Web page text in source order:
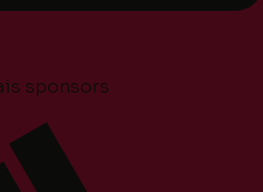
sponsors